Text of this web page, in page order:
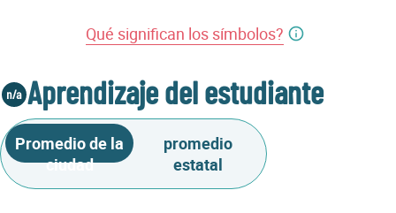
Qué significan los símbolos?
Aprendizaje del estudiante
Promedio de la
ciudad
promedio
estatal